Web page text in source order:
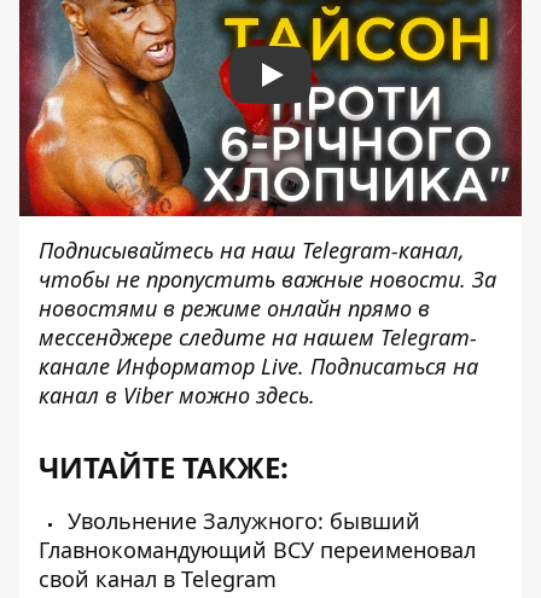
Play
Подписывайтесь на наш Telegram-канал,
чтобы не пропустить важные новости. За
новостями в режиме онлайн прямо в
мессенджере следите на нашем Telegram-
канале Информатор Live. Подписаться на
канал в Viber можно здесь.
ЧИТАЙТЕ ТАКЖЕ:
Увольнение Залужного: бывший
Главнокомандующий ВСУ переименовал
свой канал в Telegram